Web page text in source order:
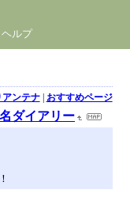
ヘルプ
アンテナ| おすすめページ
ダイアリー